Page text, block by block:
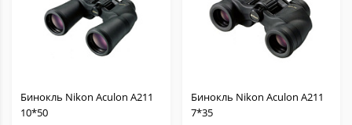
Бинокль Nikon Aculon A211
10*50
Бинокль Nikon Aculon A211
7*35